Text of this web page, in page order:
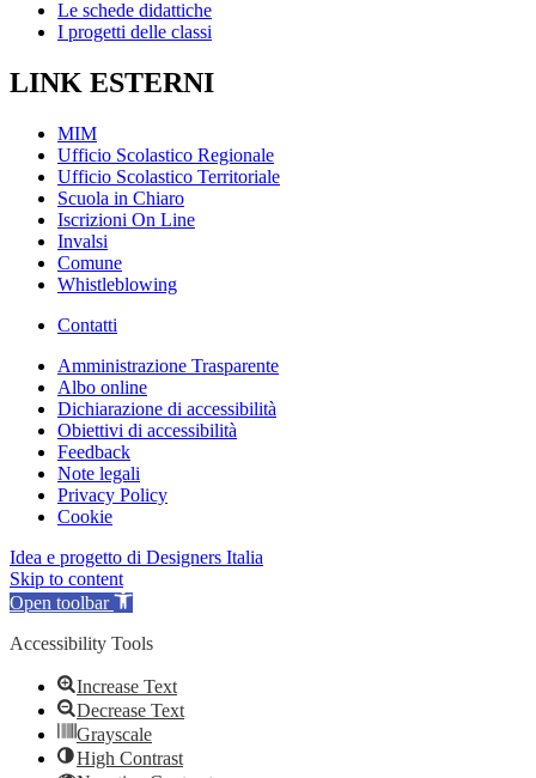
Le schede didattiche
I progetti delle classi
LINK ESTERNI
MIM
Ufficio Scolastico Regionale
Ufficio Scolastico Territoriale
Scuola in Chiaro
Iscrizioni On Line
Invalsi
Comune
Whistleblowing
Contatti
Amministrazione Trasparente
Albo online
Dichiarazione di accessibilità
Obiettivi di accessibilità
Feedback
Note legali
Privacy Policy
Cookie
Idea e progetto di Designers Italia
Skip to content
Open toolbar
Accessibility Tools
Increase Text
Decrease Text
Grayscale
High Contrast